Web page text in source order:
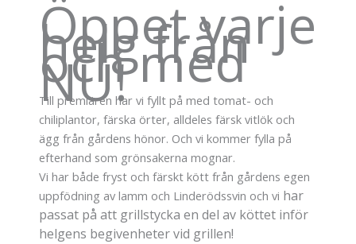
Öppet varje
helg från
och med
NU!
Till premiären har vi fyllt på med tomat- och
chiliplantor, färska örter, alldeles färsk vitlök och
ägg från gårdens hönor. Och vi kommer fylla på
efterhand som grönsakerna mognar.
Vi har både fryst och färskt kött från gårdens egen
uppfödning av lamm och Linderödssvin och vi har
passat på att grillstycka en del av köttet inför
helgens begivenheter vid grillen!